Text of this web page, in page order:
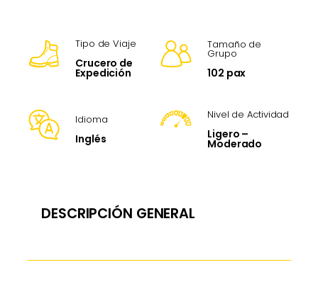
Tipo de Viaje
Crucero de
Expedición
Tamaño de
Grupo
102 pax
Idioma
Inglés
Nivel de Actividad
Ligero –
Moderado
DESCRIPCIÓN GENERAL